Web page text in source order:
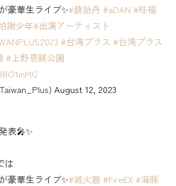
豪華生ライブ✨#薛詒丹 #aDAN #旺福
謝少年#出演アーティスト
#台湾プラス #台湾プラス
#上野恩賜公園
August 12, 2023
表🎤✨
は
豪華生ライブ✨#滅火器#FireEX #海豚